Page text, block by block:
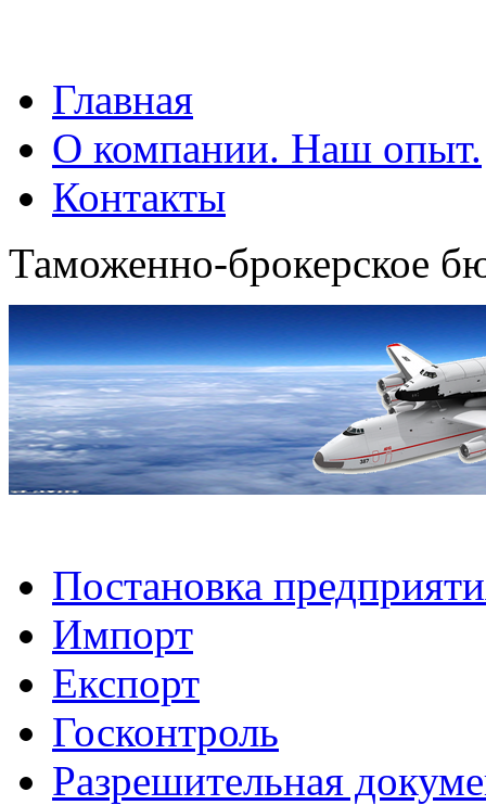
Главная
О компании. Наш опыт.
Контакты
Таможенно-брокерское
Постановка
Импорт
Експорт
Госконтроль
Разрешительная